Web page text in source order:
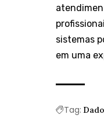
sistemas
em uma
Tag: